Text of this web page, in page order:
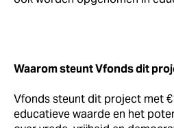
Waarom steunt Vfonds dit
Vfonds steunt dit project met
educatieve waarde en het